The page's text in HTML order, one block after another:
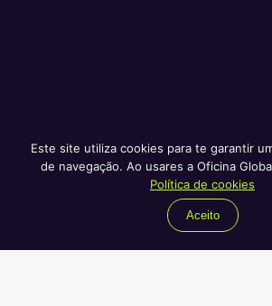
Este site utiliza cookies para te garantir
de navegação. Ao usares a Oficina
Política de cookies
Aceito